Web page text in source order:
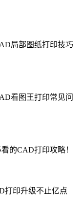
局部图纸打印技巧
看图王打印常见问
的CAD打印攻略！
打印升级不止亿点